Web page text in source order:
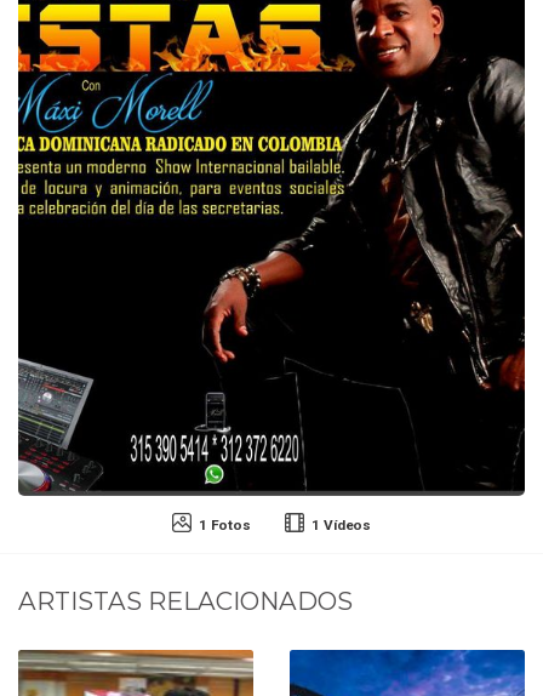
1 Fotos 1 Vídeos
ARTISTAS RELACIONADOS